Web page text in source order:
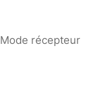
récepteur